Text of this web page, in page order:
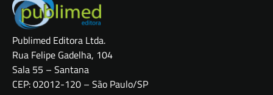
Publimed Editora Ltda.
Rua Felipe Gadelha, 104
Sala 55 – Santana
CEP: 02012-120 – São Paulo/SP